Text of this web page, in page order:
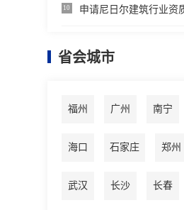
10 申请尼日尔建筑行业资
省会城市
福州 广州 南宁
海口 石家庄 郑州
武汉 长沙 长春